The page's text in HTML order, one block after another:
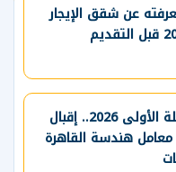
عن شقق الإيجار
تنسيق المرحلة الأولى 2026.. إقبال
هندسة القاهرة